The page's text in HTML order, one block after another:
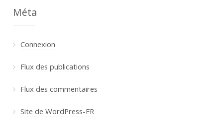
Méta
Connexion
Flux des publications
Flux des commentaires
Site de WordPress-FR